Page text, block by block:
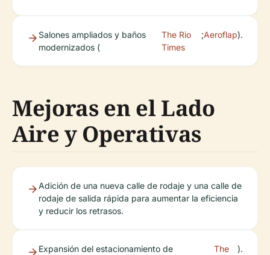
Salones ampliados y baños
modernizados (
The Rio
Times
;Aeroflap).
Mejoras en el Lado
Aire y Operativas
Adición de una nueva calle de rodaje y una calle de
rodaje de salida rápida para aumentar la eficiencia
y reducir los retrasos.
Expansión del estacionamiento de
The
).